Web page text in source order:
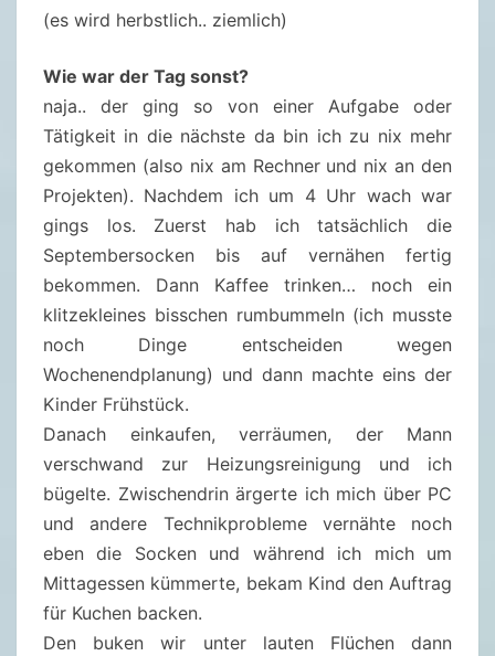
D
A
M
S
T
A
G
P
L
A
U
C
H
(es wird herbstlich.. ziemlich)
Wie war der Tag sonst?
naja.. der ging so von einer Aufgabe oder
Tätigkeit in die nächste da bin ich zu nix mehr
gekommen (also nix am Rechner und nix an den
Projekten). Nachdem ich um 4 Uhr wach war
gings los. Zuerst hab ich tatsächlich die
Septembersocken bis auf vernähen fertig
bekommen. Dann Kaffee trinken… noch ein
klitzekleines bisschen rumbummeln (ich musste
noch Dinge entscheiden wegen
Wochenendplanung) und dann machte eins der
Kinder Frühstück.
Danach einkaufen, verräumen, der Mann
verschwand zur Heizungsreinigung und ich
bügelte. Zwischendrin ärgerte ich mich über PC
und andere Technikprobleme vernähte noch
eben die Socken und während ich mich um
Mittagessen kümmerte, bekam Kind den Auftrag
für Kuchen backen.
Den buken wir unter lauten Flüchen dann